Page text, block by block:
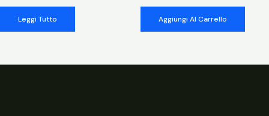
Leggi Tutto Aggiungi Al Carrello